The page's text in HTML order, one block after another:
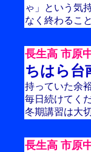
ゃ」という気
なく終わるこ
長生高 市原
ちはら台
持っていた余
毎日続けてく
冬期講習は大
長生高 市原